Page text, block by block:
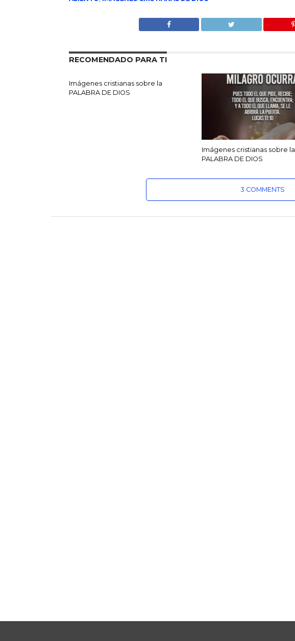
RECOMENDADO PARA TI
Imágenes cristianas sobre la
PALABRA DE DIOS
Imágenes cristianas sobre la
PALABRA DE DIOS
3 COMMENTS